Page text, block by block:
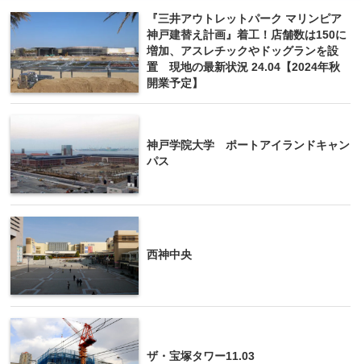
『三井アウトレットパーク マリンピア
神戸建替え計画』着工！店舗数は150に
増加、アスレチックやドッグランを設
置 現地の最新状況 24.04【2024年秋
開業予定】
神戸学院大学 ポートアイランドキャン
パス
西神中央
ザ・宝塚タワー11.03